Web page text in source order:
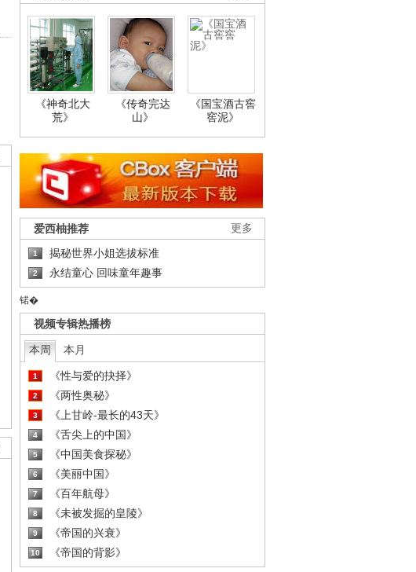
《神奇北大
荒》
《传奇完达
山》
《国宝酒古窖
窖泥》
更多
爱西柚推荐
1 揭秘世界小姐选拔标准
2 永结童心 回味童年趣事
锘�
视频专辑热播榜
本周 本月
1 《性与爱的抉择》
2 《两性奥秘》
3 《上甘岭-最长的43天》
4 《舌尖上的中国》
5 《中国美食探秘》
6 《美丽中国》
7 《百年航母》
8 《未被发掘的皇陵》
9 《帝国的兴衰》
10 《帝国的背影》